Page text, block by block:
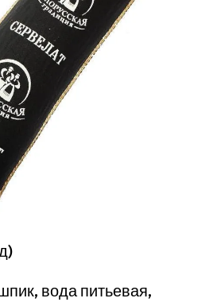
вода питьевая,